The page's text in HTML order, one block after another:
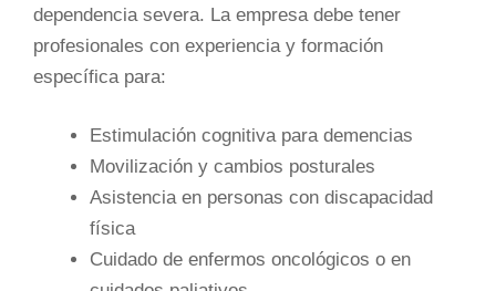
dependencia severa. La empresa debe tener
profesionales con experiencia y formación
específica para:
Estimulación cognitiva para demencias
Movilización y cambios posturales
Asistencia en personas con discapacidad
física
Cuidado de enfermos oncológicos o en